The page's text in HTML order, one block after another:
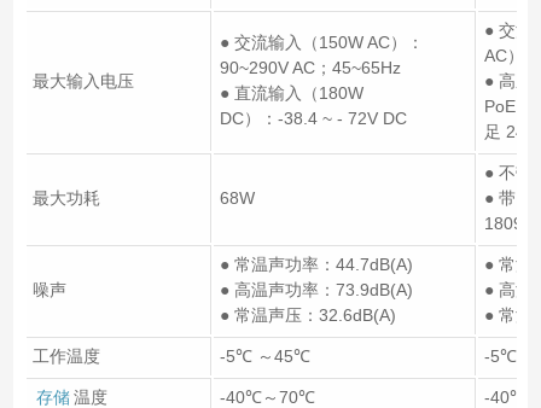
最大输入电压
● 交流输入（150W AC）：
90~290V AC；45~65Hz
● 直流输入（180W
DC）：-38.4 ~ - 72V DC
● 交流
AC）
● 高压
PoE
足
最大功耗 68W
● 不带
● 带
噪声
● 常温声功率：44.7dB(A)
● 高温声功率：73.9dB(A)
● 常温声压：32.6dB(A)
● 常温
● 高温
● 常温
工作温度 -5℃ ～45℃ -5℃
存储 温度 -40℃～70℃ -40℃